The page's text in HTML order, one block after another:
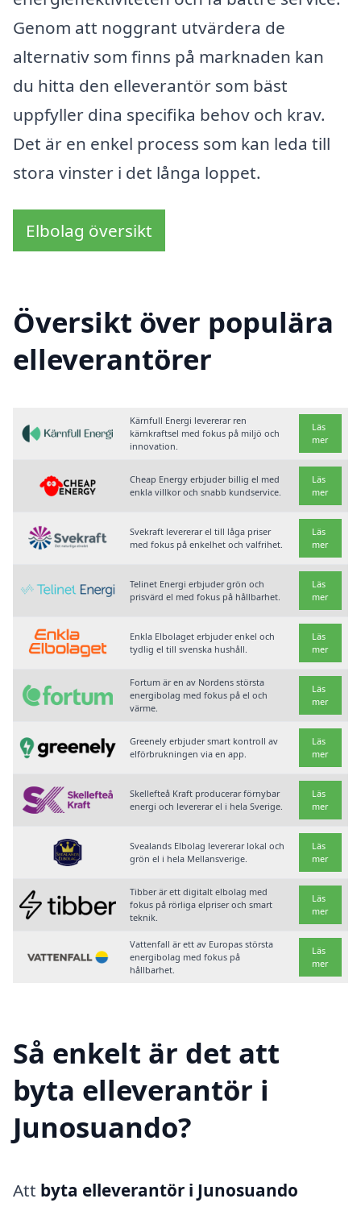
Genom att noggrant utvärdera de
alternativ som finns på marknaden kan
du hitta den elleverantör som bäst
uppfyller dina specifika behov och krav.
Det är en enkel process som kan leda till
stora vinster i det långa loppet.
Elbolag översikt
Översikt över populära
elleverantörer
Kärnfull Energi levererar ren
kärnkraftsel med fokus på miljö och
innovation.
Läs
mer
Cheap Energy erbjuder billig el med
enkla villkor och snabb kundservice.
Läs
mer
Svekraft levererar el till låga priser
med fokus på enkelhet och valfrihet.
Läs
mer
Telinet Energi erbjuder grön och
prisvärd el med fokus på hållbarhet.
Läs
mer
Enkla Elbolaget erbjuder enkel och
tydlig el till svenska hushåll.
Läs
mer
Fortum är en av Nordens största
energibolag med fokus på el och
värme.
Läs
mer
Greenely erbjuder smart kontroll av
elförbrukningen via en app.
Läs
mer
Skellefteå Kraft producerar förnybar
energi och levererar el i hela Sverige.
Läs
mer
Svealands Elbolag levererar lokal och
grön el i hela Mellansverige.
Läs
mer
Tibber är ett digitalt elbolag med
fokus på rörliga elpriser och smart
teknik.
Läs
mer
Vattenfall är ett av Europas största
energibolag med fokus på
hållbarhet.
Läs
mer
Så enkelt är det att
byta elleverantör i
Junosuando?
Att byta elleverantör i Junosuando